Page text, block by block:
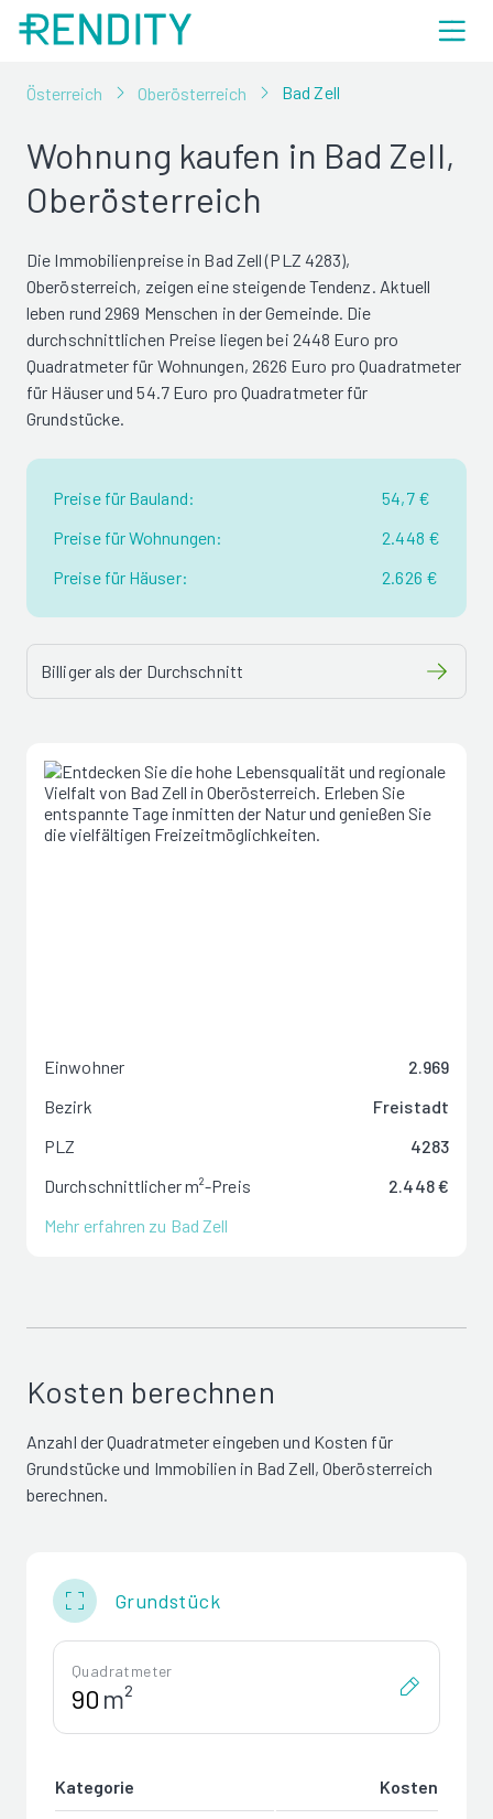
Österreich Oberösterreich Bad Zell
Wohnung kaufen in Bad Zell,
Oberösterreich
Die Immobilienpreise in Bad Zell (PLZ 4283),
Oberösterreich, zeigen eine steigende Tendenz. Aktuell
leben rund 2969 Menschen in der Gemeinde. Die
durchschnittlichen Preise liegen bei 2448 Euro pro
Quadratmeter für Wohnungen, 2626 Euro pro Quadratmeter
für Häuser und 54.7 Euro pro Quadratmeter für
Grundstücke.
Preise für Bauland:
54,7 €
Preise für Wohnungen:
2.448 €
Preise für Häuser:
2.626 €
Billiger als der Durchschnitt
Einwohner
2.969
Bezirk
Freistadt
PLZ
4283
Durchschnittlicher m²-Preis
2.448 €
Mehr erfahren zu Bad Zell
Kosten berechnen
Anzahl der Quadratmeter eingeben und Kosten für
Grundstücke und Immobilien in Bad Zell, Oberösterreich
berechnen.
Grundstück
Quadratmeter
m²
Kategorie Kosten